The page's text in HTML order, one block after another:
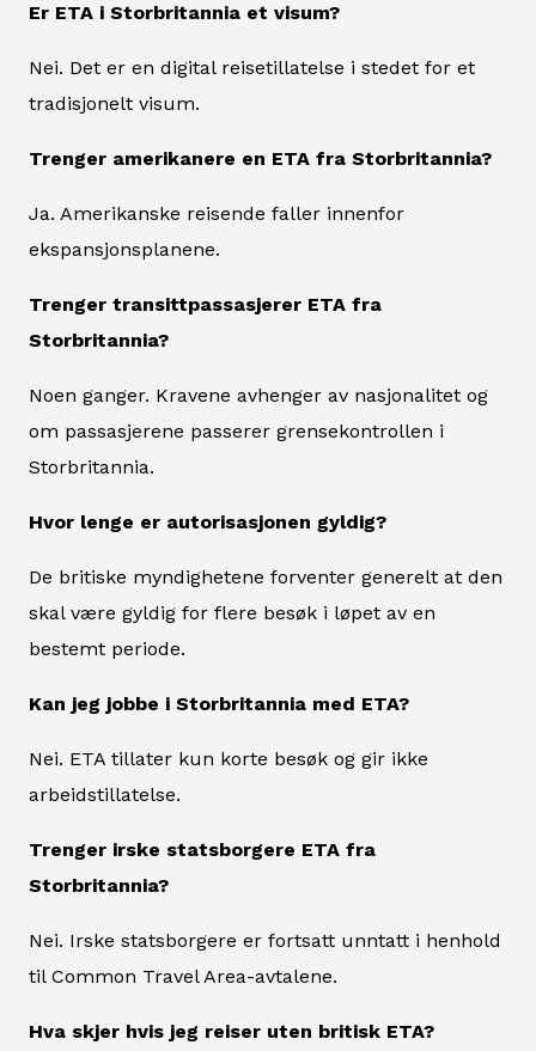
Er ETA i Storbritannia et visum?
Nei. Det er en digital reisetillatelse i stedet for et
tradisjonelt visum.
Trenger amerikanere en ETA fra Storbritannia?
Ja. Amerikanske reisende faller innenfor
ekspansjonsplanene.
Trenger transittpassasjerer ETA fra
Storbritannia?
Noen ganger. Kravene avhenger av nasjonalitet og
om passasjerene passerer grensekontrollen i
Storbritannia.
Hvor lenge er autorisasjonen gyldig?
De britiske myndighetene forventer generelt at den
skal være gyldig for flere besøk i løpet av en
bestemt periode.
Kan jeg jobbe i Storbritannia med ETA?
Nei. ETA tillater kun korte besøk og gir ikke
arbeidstillatelse.
Trenger irske statsborgere ETA fra
Storbritannia?
Nei. Irske statsborgere er fortsatt unntatt i henhold
til Common Travel Area-avtalene.
Hva skjer hvis jeg reiser uten britisk ETA?